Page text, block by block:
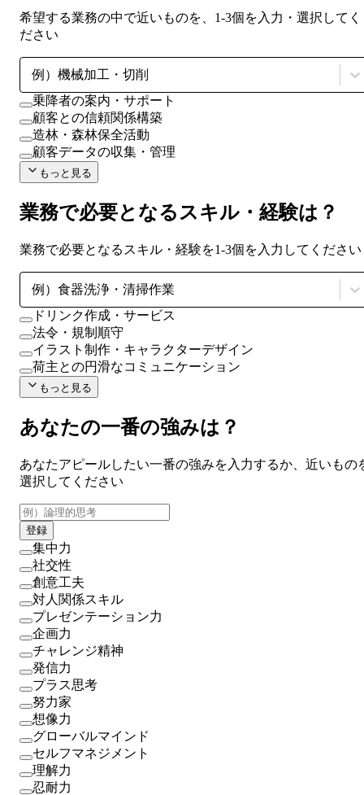
希望する業務の中で近いものを、1-3個を入力・選択してく
ださい
例）機械加工・切削
乗降者の案内・サポート
顧客との信頼関係構築
造林・森林保全活動
顧客データの収集・管理
もっと見る
業務で必要となるスキル・経験は？
業務で必要となるスキル・経験を1-3個を入力してください
例）食器洗浄・清掃作業
ドリンク作成・サービス
法令・規制順守
イラスト制作・キャラクターデザイン
荷主との円滑なコミュニケーション
もっと見る
あなたの一番の強みは？
あなたアピールしたい一番の強みを入力するか、近いもの
選択してください
登録
集中力
社交性
創意工夫
対人関係スキル
プレゼンテーション力
企画力
チャレンジ精神
発信力
プラス思考
努力家
想像力
グローバルマインド
セルフマネジメント
理解力
忍耐力